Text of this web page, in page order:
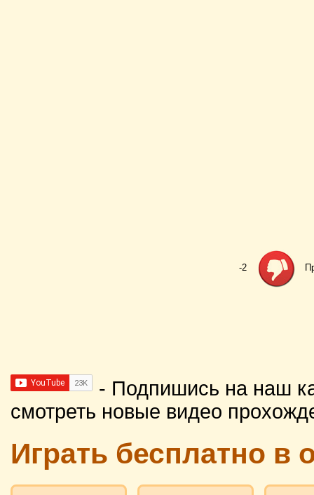
-2
- Подпишись на наш
смотреть новые видео
Играть бесплатно в